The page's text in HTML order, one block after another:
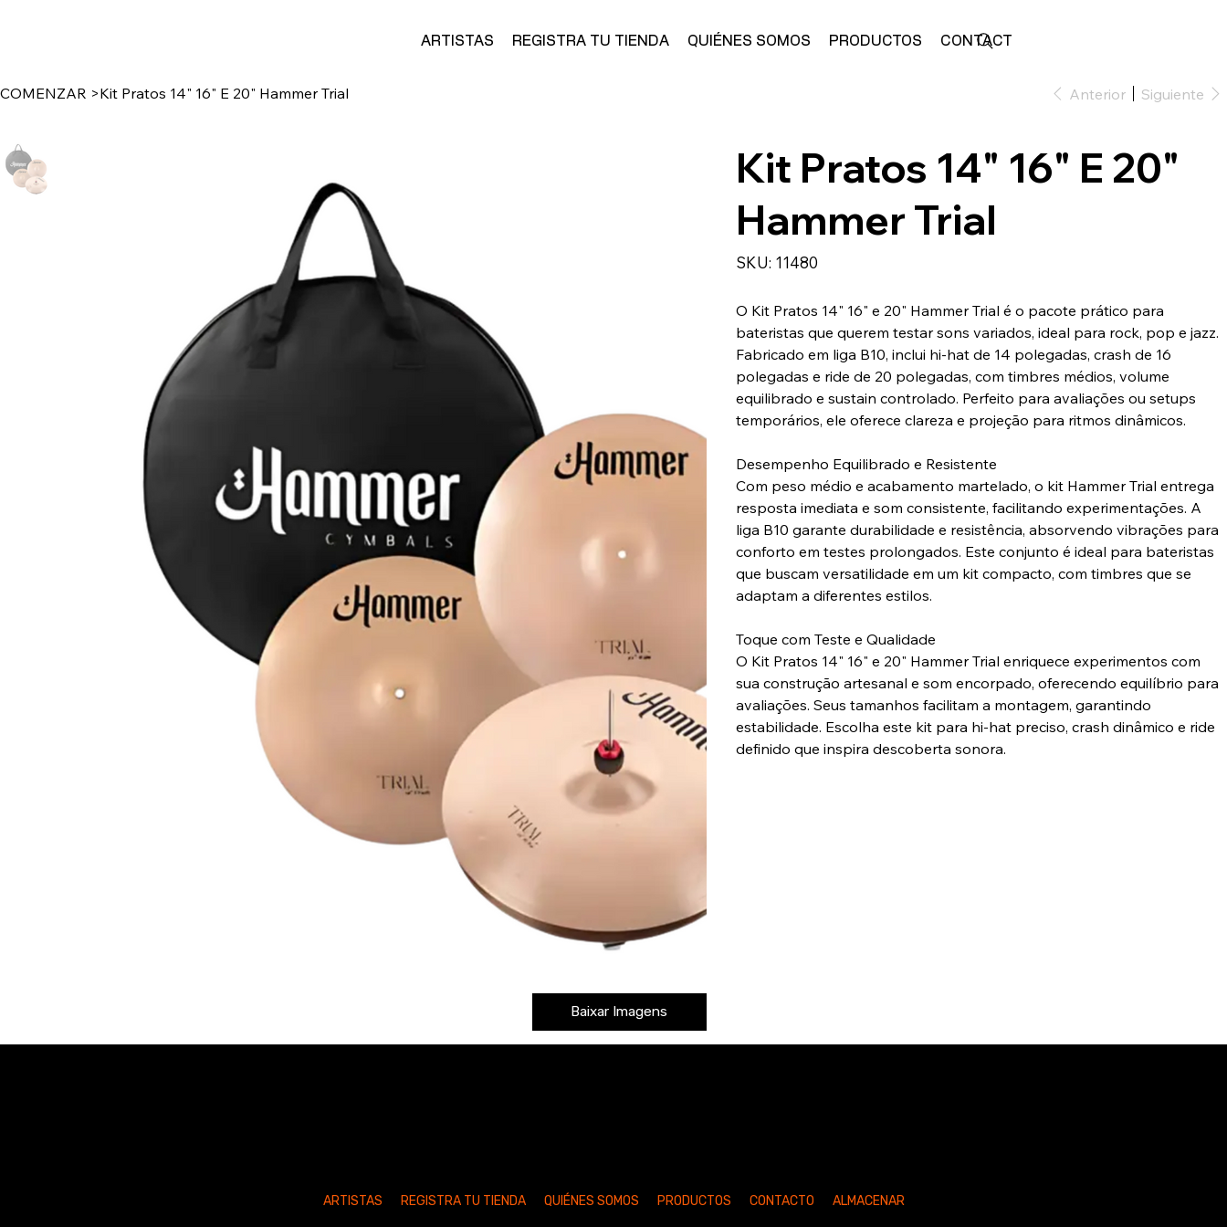
ARTISTAS REGISTRA TU TIENDA QUIÉNES SOMOS PRODUCTOS CONTACTO
COMENZAR >Kit Pratos 14" 16" E 20" Hammer Trial Anterior Siguiente
Kit Pratos 14" 16" E 20"
Hammer Trial
SKU: SKU
11480
11480
O Kit Pratos 14" 16" e 20" Hammer Trial é o pacote prático para
bateristas que querem testar sons variados, ideal para rock, pop e jazz.
Fabricado em liga B10, inclui hi-hat de 14 polegadas, crash de 16
polegadas e ride de 20 polegadas, com timbres médios, volume
equilibrado e sustain controlado. Perfeito para avaliações ou setups
temporários, ele oferece clareza e projeção para ritmos dinâmicos.
Desempenho Equilibrado e Resistente
Com peso médio e acabamento martelado, o kit Hammer Trial entrega
resposta imediata e som consistente, facilitando experimentações. A
liga B10 garante durabilidade e resistência, absorvendo vibrações para
conforto em testes prolongados. Este conjunto é ideal para bateristas
que buscam versatilidade em um kit compacto, com timbres que se
adaptam a diferentes estilos.
Toque com Teste e Qualidade
O Kit Pratos 14" 16" e 20" Hammer Trial enriquece experimentos com
sua construção artesanal e som encorpado, oferecendo equilíbrio para
avaliações. Seus tamanhos facilitam a montagem, garantindo
estabilidade. Escolha este kit para hi-hat preciso, crash dinâmico e ride
definido que inspira descoberta sonora.
Baixar Imagens
ARTISTAS REGISTRA TU TIENDA QUIÉNES SOMOS PRODUCTOS CONTACTO ALMACENAR